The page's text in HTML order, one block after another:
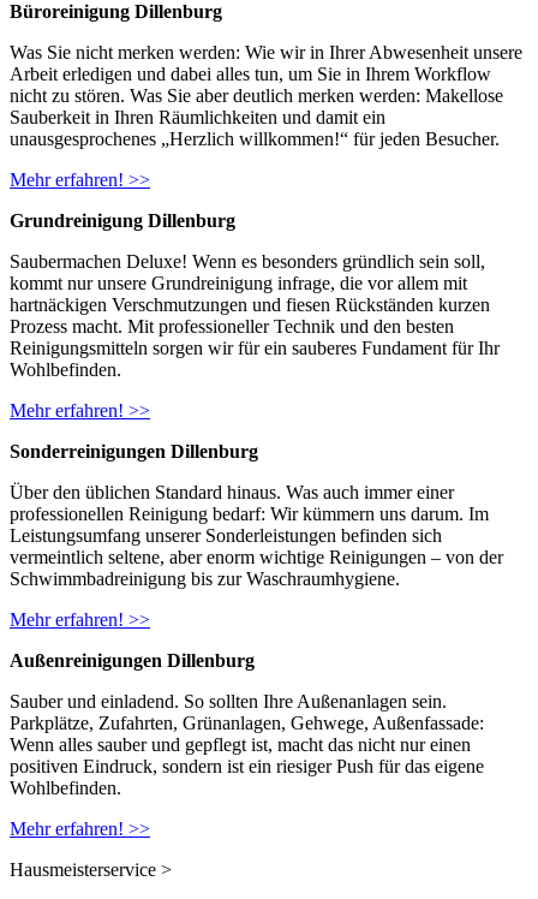
Büroreinigung Dillenburg
Was Sie nicht merken werden: Wie wir in Ihrer Abwesenheit unsere
Arbeit erledigen und dabei alles tun, um Sie in Ihrem Workflow
nicht zu stören. Was Sie aber deutlich merken werden: Makellose
Sauberkeit in Ihren Räumlichkeiten und damit ein
unausgesprochenes „Herzlich willkommen!“ für jeden Besucher.
Mehr erfahren! >>
Grundreinigung Dillenburg
Saubermachen Deluxe! Wenn es besonders gründlich sein soll,
kommt nur unsere Grundreinigung infrage, die vor allem mit
hartnäckigen Verschmutzungen und fiesen Rückständen kurzen
Prozess macht. Mit professioneller Technik und den besten
Reinigungsmitteln sorgen wir für ein sauberes Fundament für Ihr
Wohlbefinden.
Mehr erfahren! >>
Sonderreinigungen Dillenburg
Über den üblichen Standard hinaus. Was auch immer einer
professionellen Reinigung bedarf: Wir kümmern uns darum. Im
Leistungsumfang unserer Sonderleistungen befinden sich
vermeintlich seltene, aber enorm wichtige Reinigungen – von der
Schwimmbadreinigung bis zur Waschraumhygiene.
Mehr erfahren! >>
Außenreinigungen Dillenburg
Sauber und einladend. So sollten Ihre Außenanlagen sein.
Parkplätze, Zufahrten, Grünanlagen, Gehwege, Außenfassade:
Wenn alles sauber und gepflegt ist, macht das nicht nur einen
positiven Eindruck, sondern ist ein riesiger Push für das eigene
Wohlbefinden.
Mehr erfahren! >>
Hausmeisterservice >